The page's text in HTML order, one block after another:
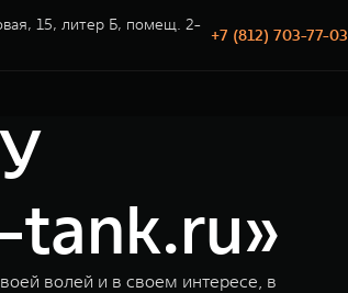
15, литер Б, помещ. 2-
+7 (812) 703-77-03
волей и в своем интересе, в